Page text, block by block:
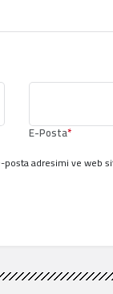
E-Posta*
adresimi ve web